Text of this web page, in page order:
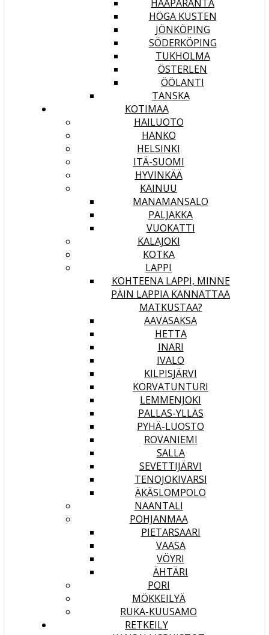
HAAPARANTA
HÖGA KUSTEN
JÖNKÖPING
SÖDERKÖPING
TUKHOLMA
ÖSTERLEN
ÖÖLANTI
TANSKA
KOTIMAA
HAILUOTO
HANKO
HELSINKI
ITÄ-SUOMI
HYVINKÄÄ
KAINUU
MANAMANSALO
PALJAKKA
VUOKATTI
KALAJOKI
KOTKA
LAPPI
KOHTEENA LAPPI, MINNE
PÄIN LAPPIA KANNATTAA
MATKUSTAA?
AAVASAKSA
HETTA
INARI
IVALO
KILPISJÄRVI
KORVATUNTURI
LEMMENJOKI
PALLAS-YLLÄS
PYHÄ-LUOSTO
ROVANIEMI
SALLA
SEVETTIJÄRVI
TENOJOKIVARSI
ÄKÄSLOMPOLO
NAANTALI
POHJANMAA
PIETARSAARI
VAASA
VÖYRI
ÄHTÄRI
PORI
MÖKKEILYÄ
RUKA-KUUSAMO
RETKEILY